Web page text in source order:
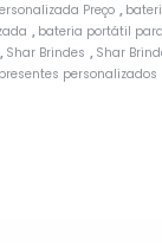
Preço ,
, bateria portátil
, Shar Brindes , Shar
presentes personalizados